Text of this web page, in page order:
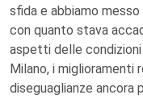
sfida e abbiamo
con quanto stava
aspetti delle
Milano, i miglioramenti
diseguaglianze ancora